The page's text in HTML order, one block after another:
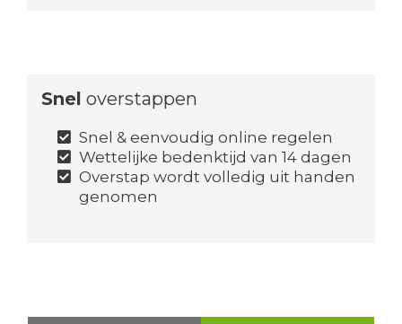
Snel overstappen
Snel & eenvoudig online regelen
Wettelijke bedenktijd van 14 dagen
Overstap wordt volledig uit handen
genomen